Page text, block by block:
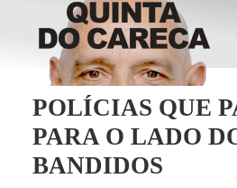
POLÍCIAS QUE
PARA O LADO
BANDIDOS